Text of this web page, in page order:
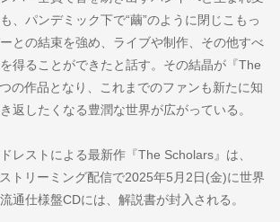
、パンデミック下で“繭”のように閉じこもっ
との結束を強め、ライブや制作、その他すべ
得ることができたと話す。その結晶が『The
の作品となり、これまでのファンも新たに知
返したくなる豊潤な世界が広がっている。
レストによる最新作『The Scholars』は、
トリーミング配信で2025年5月2日(金)に世界
通仕様盤CDには、解説書が封入される。